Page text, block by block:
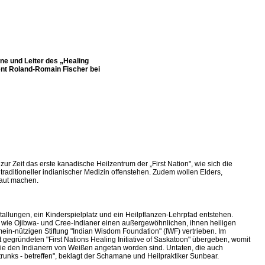
und Leiter des „Healing
Roland-Romain Fischer bei
Zeit das erste kanadische Heilzentrum der „First Nation", wie sich die
indianischer Medizin offenstehen. Zudem wollen Elders,
machen.
ein Kinderspielplatz und ein Heilpflanzen-Lehrpfad entstehen.
Ojibwa- und Cree-Indianer einen außergewöhnlichen, ihnen heiligen
nützigen Stiftung "Indian Wisdom Foundation" (IWF) vertrieben. Im
"First Nations Healing Initiative of Saskatoon" übergeben, womit
den Indianern von Weißen angetan worden sind. Untaten, die auch
- betreffen", beklagt der Schamane und Heilpraktiker Sunbear.